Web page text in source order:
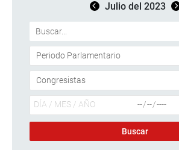
Julio del 2023